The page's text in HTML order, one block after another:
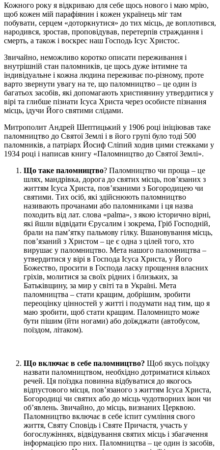
Кожного року я відкриваю для себе щось нового і маю мрію,
щоб кожен мій парафіянин і кожен українець міг там
побувати, серцем «доторкнутися» до тих місць, де воплотився,
народився, зростав, проповідував, перетерпів страждання і
смерть, а також і воскрес наш Господь Ісус Христос.
Звичайно, неможливо коротко описати переживання і
внутрішній стан паломників, це щось дуже інтимне та
індивідуальне і кожна людина переживає по-різному, проте
варто звернути увагу на те, що паломництво – це один із
багатьох засобів, які допомагають християнину утвердитися у
вірі та глибше пізнати Ісуса Христа через особисте пізнання
місць, ідучи Його святими слідами.
Митрополит Андрей Шептицький у 1906 році ініціював таке
паломництво до Святої Землі і в його групі було тоді 500
паломників, а патріарх Йосиф Сліпий ходив цими стежками у
1934 році і написав книгу «Паломництво до Святої Землі».
Що таке паломництво? Паломництво чи проща – це
шлях, мандрівка, дорога до святих місць, пов’язаних з
життям Ісуса Христа, пов’язаними з Богородицею чи
святими. Тих осіб, які здійснюють паломництво
називають прочанами або паломниками і ця назва
походить від лат. слова «palma», з якою історично вірні,
які йшли відвідати Єрусалим і зокрема, Гріб Господній,
брали на пам’ятку пальмову гілку. Вшановування місць,
пов’язаний з Христом – це є одна з цілей того, хто
вирушає у паломництво. Мета нашого паломництва –
утвердитися у вірі в Господа Ісуса Христа, у Його
Божество, просити в Господа ласку прощення власних
гріхів, молитися за своїх рідних і близьких, за
Батьківщину, за мир у світі та в Україні. Мета
паломництва – стати кращим, добрішим, зробити
переоцінку цінностей у житті і подумати над тим, що я
маю зробити, щоб стати кращим. Паломницто може
бути пішим (йти ногами) або доїжджати (автобусом,
поїздом, літаком).
Що включає в себе паломництво? Щоб якусь поїздку
назвати паломництвом, необхідно дотриматися кількох
речей. Ця поїздка повинна відбуватися до якогось
відпустового місця, пов’язаного з життям Ісуса Христа,
Богородиці чи cвятих або до місць чудотворних ікон чи
об’явлень. Звичайно, до місць, визнаних Церквою.
Паломництво включає в себе іспит сумління свого
життя, Святу Сповідь і Святе Причастя, участь у
богослужіннях, відвідування святих місць і збагачення
інформацією про них. Паломництва – це один із засобів,